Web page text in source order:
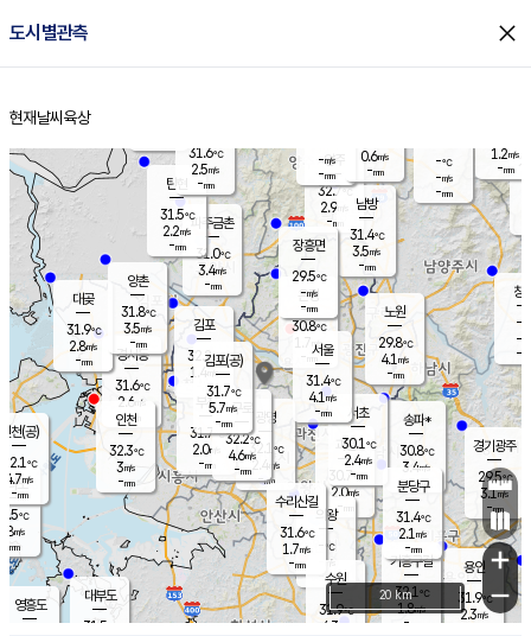
도시별관측 close
홈
현재날씨 육상
의도
℃
m/s
mm
영흥도
양주
32.7℃
2.9
-mm
과천
30.7℃
2.0m/s
- mm
용인
31.9℃
2.3m/s
경기광주
29.5℃
3.1m/s
-mm
대부도
31.5
경서동
31.6℃
2.6 m/s
-mm
파주금촌
31.0℃
3.4m/s
-mm
-℃
-m/s
-mm
대곶
31.9℃
2.8m/s
-mm
창
-
-m/
-
탄현
31.5℃
2.2m/s
-mm
1.2m/s
-mm
의왕
- ℃
m/s
mm
김포
32.2℃
1.4 m/s
mm
광명
32.1
℃
2.4 m/s
-mm
부천
31.7℃
2.0m/s
-mm
양촌
31.8℃
3.5m/s
-mm
구로
32.2℃
4.6m/s
-mm
은평
30.8℃
1.7 m/s
- mm
노원
29.8℃
4.1 m/s
-mm
송파*
30.8℃
3.4m/s
-mm
서초
30.1℃
2.4m/s
-mm
남방
31.4℃
3.5m/s
-mm
기흥구갈
32.1℃
1.8m/s
-
수리산길
31.6℃
1.7m/s
-mm
분당구
31.4℃
2.1 m/s
-mm
장흥면
29.5℃
-m/s
-mm
-m/s
-mm
인천(공)
32.1℃
4.7m/s
-mm
김포(공)
31.7℃
5.7m/s
-mm
수원
31.9℃
4.3 m/s
인천
32.3℃
3m/s
-mm
서울
31.4℃
4.1 m/s
-mm
31.6℃
2.5m/s
-mm
0.6m/s
-mm
+
−
20 km